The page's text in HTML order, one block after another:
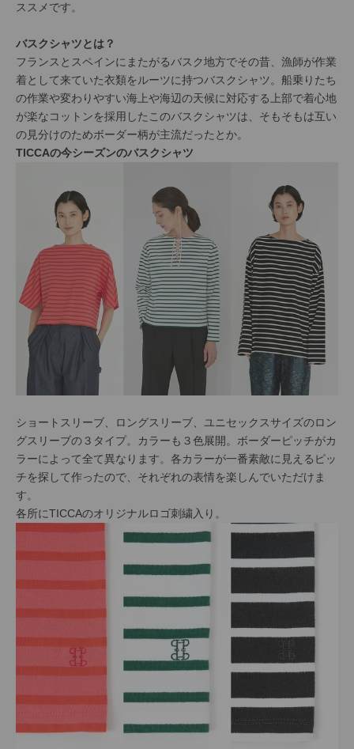
ススメです。
バスクシャツとは？
フランスとスペインにまたがるバスク地方でその昔、漁師が作業
着として来ていた衣類をルーツに持つバスクシャツ。船乗りたち
の作業や変わりやすい海上や海辺の天候に対応する上部で着心地
が楽なコットンを採用したこのバスクシャツは、そもそもは互い
の見分けのためボーダー柄が主流だったとか。
TICCAの今シーズンのバスクシャツ
ショートスリーブ、ロングスリーブ、ユニセックスサイズのロン
グスリーブの３タイプ。カラーも３色展開。ボーダーピッチがカ
ラーによって全て異なります。各カラーが一番素敵に見えるピッ
チを探して作ったので、それぞれの表情を楽しんでいただけま
す。
各所にTICCAのオリジナルロゴ刺繍入り。